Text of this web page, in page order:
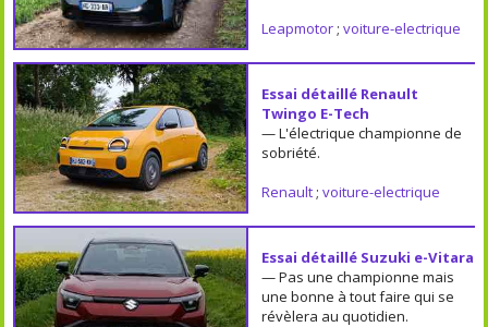
Leapmotor ; voiture-electrique
Essai détaillé Renault
Twingo E-Tech
— L'électrique championne de
sobriété.
Renault ; voiture-electrique
Essai détaillé Suzuki e-Vitara
— Pas une championne mais
une bonne à tout faire qui se
révèlera au quotidien.